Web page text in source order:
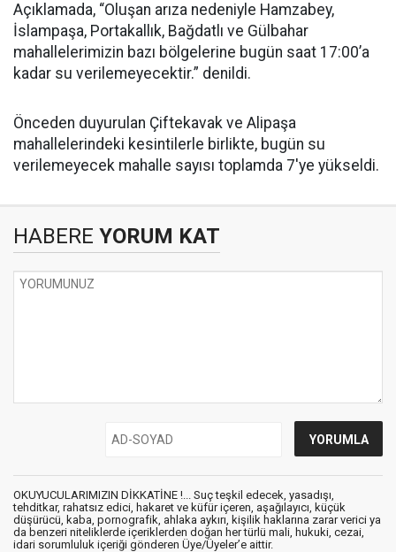
Açıklamada, “Oluşan arıza nedeniyle Hamzabey,
İslampaşa, Portakallık, Bağdatlı ve Gülbahar
mahallelerimizin bazı bölgelerine bugün saat 17:00’a
kadar su verilemeyecektir.” denildi.
Önceden duyurulan Çiftekavak ve Alipaşa
mahallelerindeki kesintilerle birlikte, bugün su
verilemeyecek mahalle sayısı toplamda 7'ye yükseldi.
HABERE YORUM KAT
OKUYUCULARIMIZIN DİKKATİNE !... Suç teşkil edecek, yasadışı,
tehditkar, rahatsız edici, hakaret ve küfür içeren, aşağılayıcı, küçük
düşürücü, kaba, pornografik, ahlaka aykırı, kişilik haklarına zarar verici ya
da benzeri niteliklerde içeriklerden doğan her türlü mali, hukuki, cezai,
idari sorumluluk içeriği gönderen Üye/Üyeler’e aittir.